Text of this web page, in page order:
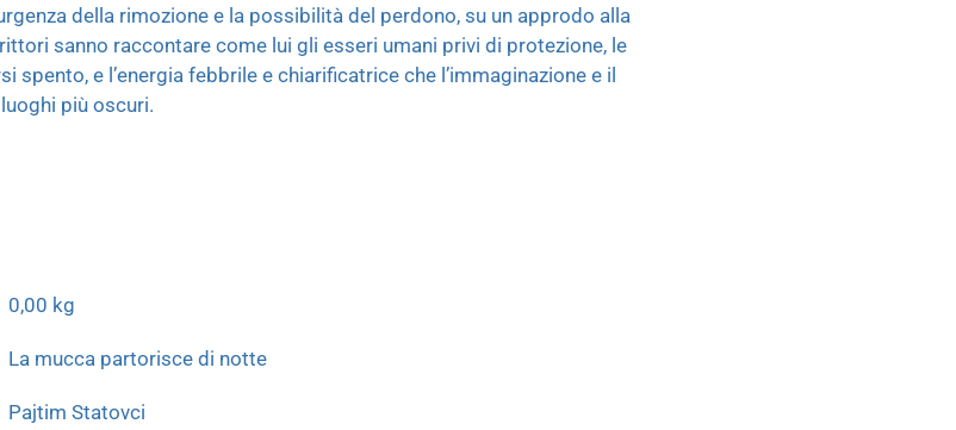
della rimozione e la possibilità del perdono, su un approdo alla
sanno raccontare come lui gli esseri umani privi di protezione, le
spento, e l’energia febbrile e chiarificatrice che l’immaginazione e il
più oscuri.
0,00 kg
La mucca partorisce di notte
Pajtim Statovci